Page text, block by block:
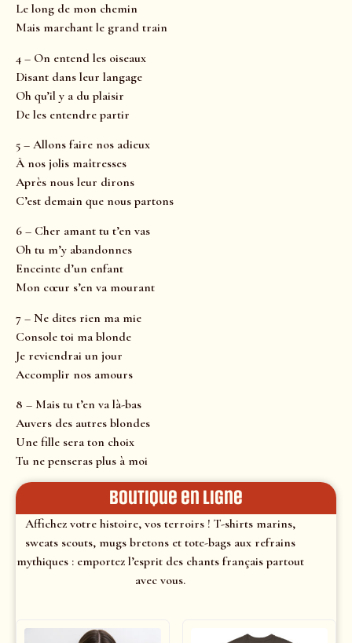
Le long de mon chemin
Mais marchant le grand train
4 – On entend les oiseaux
Disant dans leur langage
Oh qu’il y a du plaisir
De les entendre partir
5 – Allons faire nos adieux
À nos jolis maîtresses
Après nous leur dirons
C’est demain que nous partons
6 – Cher amant tu t’en vas
Oh tu m’y abandonnes
Enceinte d’un enfant
Mon cœur s’en va mourant
7 – Ne dites rien ma mie
Console toi ma blonde
Je reviendrai un jour
Accomplir nos amours
8 – Mais tu t’en va là-bas
Auvers des autres blondes
Une fille sera ton choix
Tu ne penseras plus à moi
Boutique en ligne
Affichez votre histoire, vos terroirs ! T-shirts marins,
sweats scouts, mugs bretons et tote-bags aux refrains
mythiques : emportez l’esprit des chants français partout
avec vous.